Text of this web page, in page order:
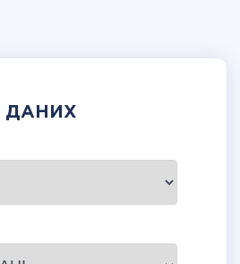
ДАНИХ